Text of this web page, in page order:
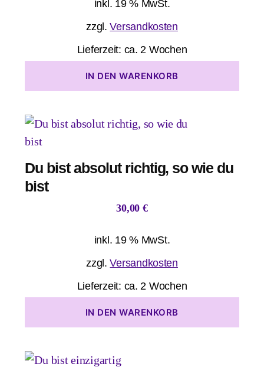
inkl. 19 % MwSt.
zzgl.Versandkosten
Lieferzeit: ca. 2 Wochen
IN DEN WARENKORB
Du bist absolut richtig, so wie du
bist
30,00 €
inkl. 19 % MwSt.
zzgl.Versandkosten
Lieferzeit: ca. 2 Wochen
IN DEN WARENKORB